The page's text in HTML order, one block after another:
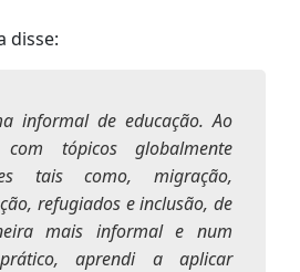
disse:
informal de educação. Ao
com tópicos globalmente
tais como, migração,
refugiados e inclusão, de
mais informal e num
aprendi a aplicar